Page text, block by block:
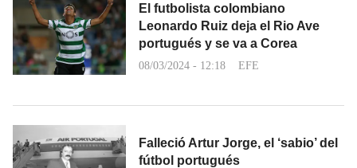
El futbolista colombiano
Leonardo Ruiz deja el Rio Ave
portugués y se va a Corea
08/03/2024 - 12:18 EFE
Falleció Artur Jorge, el ‘sabio’ del
fútbol portugués